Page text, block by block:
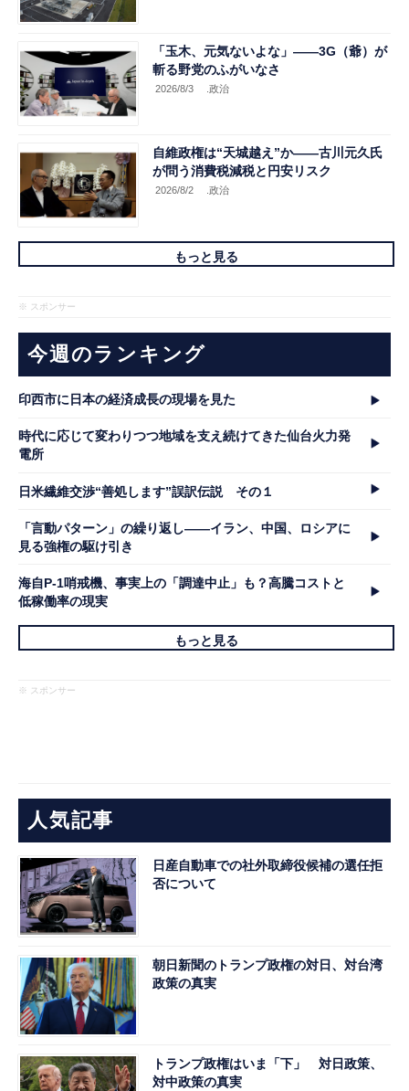
「玉木、元気ないよな」――3G（爺）が
斬る野党のふがいなさ
2026/8/3 .政治
自維政権は“天城越え”か――古川元久氏
が問う消費税減税と円安リスク
2026/8/2 .政治
もっと見る
※ スポンサー
今週のランキング
印西市に日本の経済成長の現場を見た
時代に応じて変わりつつ地域を支え続けてきた仙台火力発
電所
日米繊維交渉“善処します”誤訳伝説 その１
「言動パターン」の繰り返し――イラン、中国、ロシアに
見る強権の駆け引き
海自P-1哨戒機、事実上の「調達中止」も？高騰コストと
低稼働率の現実
もっと見る
※ スポンサー
人気記事
日産自動車での社外取締役候補の選任拒
否について
朝日新聞のトランプ政権の対日、対台湾
政策の真実
トランプ政権はいま「下」 対日政策、
対中政策の真実